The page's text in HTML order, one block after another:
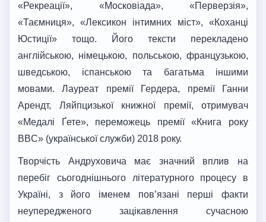
«Рекреації», «Московіада», «Перверзія»,
«Таємниця», «Лексикон інтимних міст», «Коханці
Юстиції» тощо. Його тексти перекладено
англійською, німецькою, польською, французькою,
шведською, іспанською та багатьма іншими
мовами. Лауреат премії Гердера, премії Ганни
Арендт, Ляйпцизької книжної премії, отримувач
«Медалі Ґете», переможець премії «Книга року
BBC» (української служби) 2018 року.
Творчість Андруховича має значний вплив на
перебіг сьогоднішнього літературного процесу в
Україні, з його іменем пов’язані перші факти
неупередженого зацікавлення сучасною